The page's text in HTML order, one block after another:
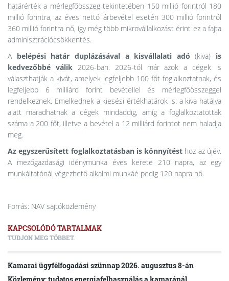
határérték a mérlegfőösszeg tekintetében 150 millió forintról 180
millió forintra, az éves nettó árbevétel esetén 300 millió forintról
360 millió forintra nő, így még több mikrovállalkozást érint ez a fajta
adminisztrációcsökkentés.
A belépési határ duplázásával a kisvállalati adó (kiva) is
kedvezőbbé válik2026-ban. 2026-tól már azok a cégek is
választhatják a kivát, amelyek legfeljebb 100 főt foglalkoztatnak, és
legfeljebb 6 milliárd forint bevétellel és mérlegfőösszeggel
rendelkeznek. Emelkednek a kiesési értékhatárok is: a kiva hatálya
alatt maradhatnak a cégek mindaddig, amíg a foglalkoztatottak
száma a 200 főt, illetve a bevétel a 12 milliárd forintot nem haladja
meg.
Az egyszerűsített foglalkoztatásban is könnyítést hoz az újév.
A mezőgazdasági idénymunka éves kerete 210 napra, az egy
munkáltatónál végezhető alkalmi munkáé pedig 120 napra nő.
Forrás: NAV sajtóközlemény
KAPCSOLÓDÓ TARTALMAK
TUDJON MEG TÖBBET.
Kamarai ügyfélfogadási szünnap 2026. augusztus 8-án